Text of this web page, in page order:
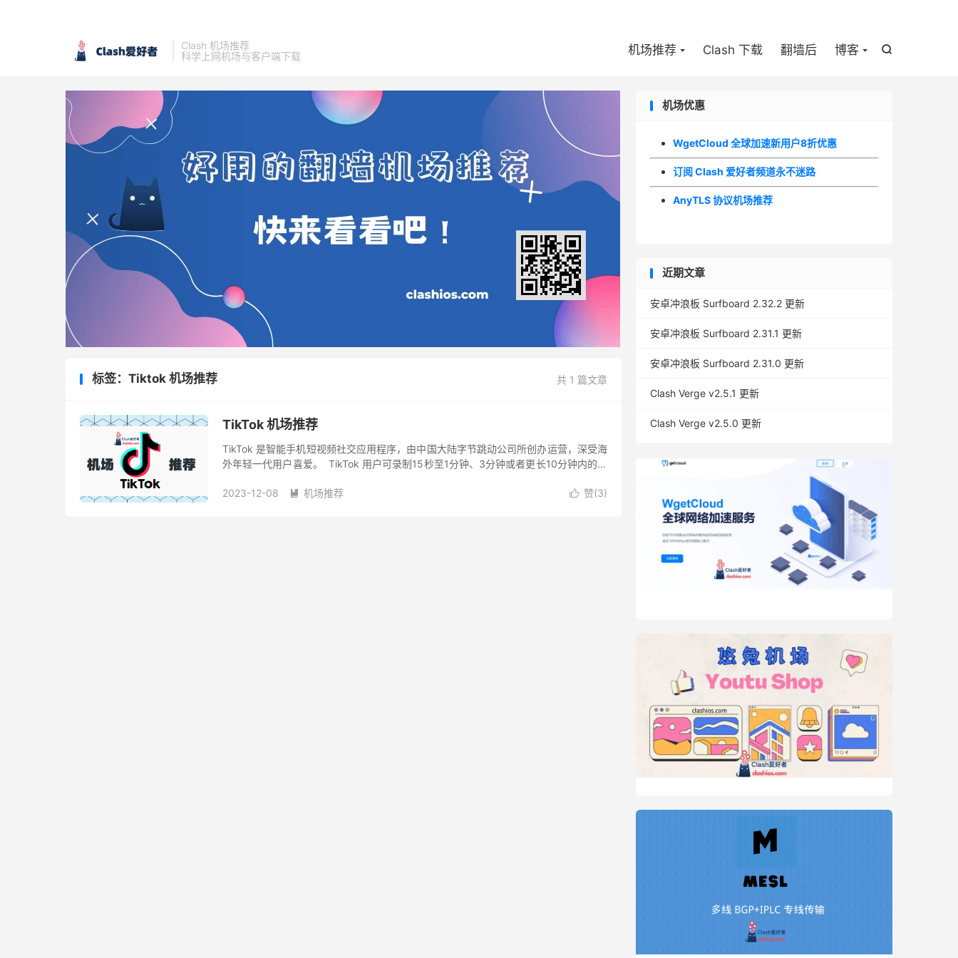
Clash 机场推荐
科学上网机场与客户端下载

机场推荐 Clash 下载 翻墙后 博客
共 1 篇文章
标签：Tiktok 机场推荐
TikTok 机场推荐
TikTok 是智能手机短视频社交应用程序，由中国大陆字节跳动公司所创办运营，深受海
外年轻一代用户喜爱。 TikTok 用户可录制15秒至1分钟、3分钟或者更长10分钟内的视
 赞(3)
2023-12-08  机场推荐
机场优惠
WgetCloud 全球加速新用户8折优惠
订阅 Clash 爱好者频道永不迷路
AnyTLS 协议机场推荐
近期文章
安卓冲浪板 Surfboard 2.32.2 更新
安卓冲浪板 Surfboard 2.31.1 更新
安卓冲浪板 Surfboard 2.31.0 更新
Clash Verge v2.5.1 更新
Clash Verge v2.5.0 更新